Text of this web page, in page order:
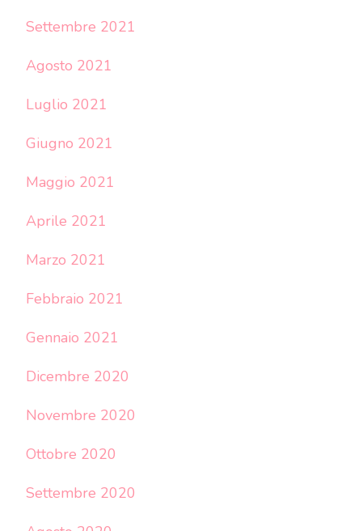
Settembre 2021
Agosto 2021
Luglio 2021
Giugno 2021
Maggio 2021
Aprile 2021
Marzo 2021
Febbraio 2021
Gennaio 2021
Dicembre 2020
Novembre 2020
Ottobre 2020
Settembre 2020